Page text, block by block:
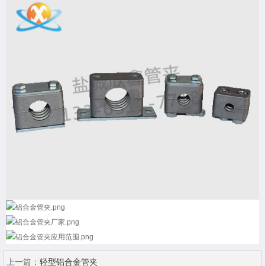
上一篇： 轻型铝合金管夹